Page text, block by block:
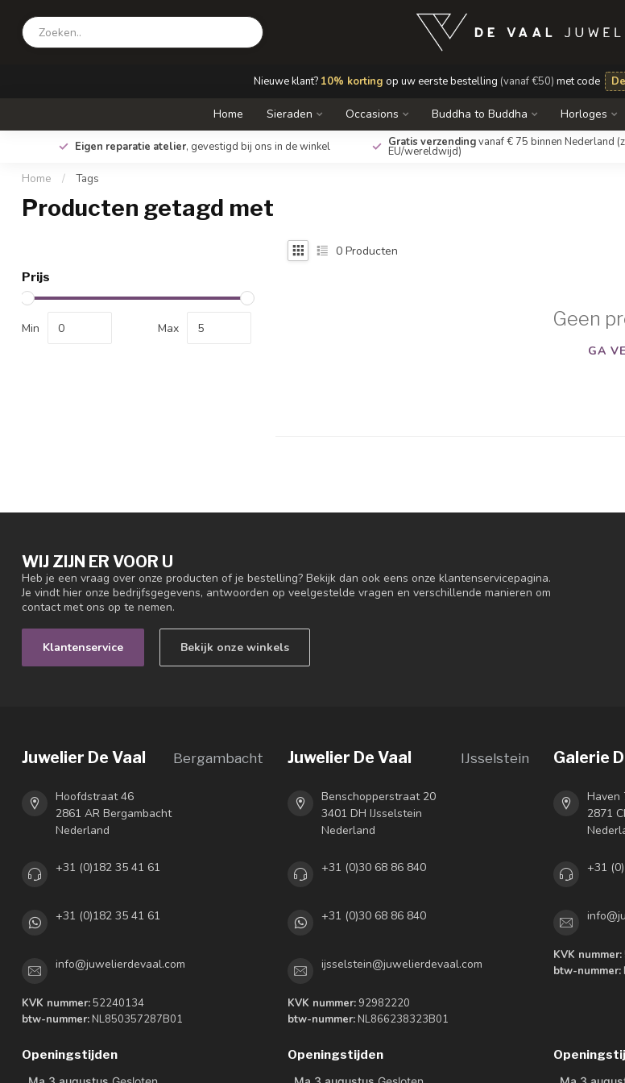
Nieuwe klant? 10% korting op uw eerste bestelling (vanaf €50) met code
Home Sieraden Occasions Buddha to Buddha Horloges
Eigen reparatie atelier, gevestigd bij ons in de winkel Gratis verzendingvanaf € 75 binnen Nederland
EU/wereldwijd)
Home / Tags
Producten getagd met
Prijs
Min Max
0 Producten
Geen
GA
WIJ ZIJN ER VOOR U
Heb je een vraag over onze producten of je bestelling? Bekijk dan ook eens onze klantenservicepagina.
Je vindt hier onze bedrijfsgegevens, antwoorden op veelgestelde vragen en verschillende manieren om
contact met ons op te nemen.
Klantenservice Bekijk onze winkels
Juwelier De Vaal Bergambacht
Hoofdstraat 46
2861 AR Bergambacht
Nederland
+31 (0)182 35 41 61
+31 (0)182 35 41 61
info@juwelierdevaal.com
KVK nummer: 52240134
btw-nummer: NL850357287B01
Openingstijden
Juwelier De Vaal IJsselstein
Benschopperstraat 20
3401 DH IJsselstein
Nederland
+31 (0)30 68 86 840
+31 (0)30 68 86 840
ijsselstein@juwelierdevaal.com
KVK nummer:92982220
btw-nummer: NL866238323B01
Openingstijden
Galerie
Haven
2871
+31
KVK nummer:
btw-nummer: